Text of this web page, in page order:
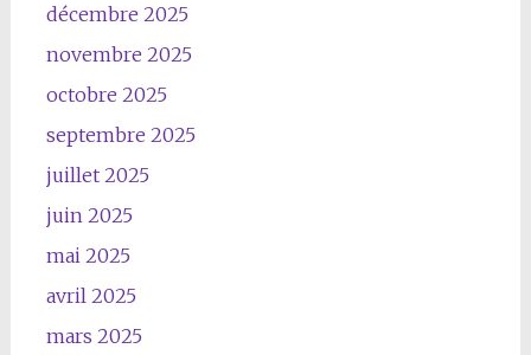
décembre 2025
novembre 2025
octobre 2025
septembre 2025
juillet 2025
juin 2025
mai 2025
avril 2025
mars 2025